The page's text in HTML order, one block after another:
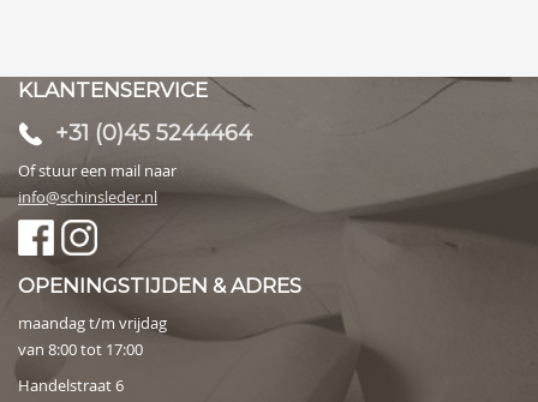
KLANTENSERVICE
+31 (0)45 5244464
Of stuur een mail naar
info@schinsleder.nl
OPENINGSTIJDEN & ADRES
maandag t/m vrijdag
van 8:00 tot 17:00
Handelstraat 6